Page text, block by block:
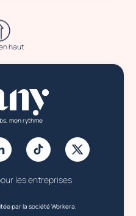
haut
mon rythme
les entreprises
par la société Workera.